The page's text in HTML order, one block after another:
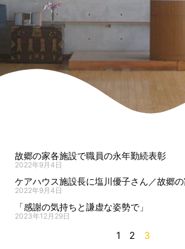
故郷の家各施設で職員の永年勤続表彰
2022年9月4日
ケアハウス施設長に塩川優子さん／故郷
2022年9月4日
「感謝の気持ちと謙虚な姿勢で」
2023年12月29日
1 2 3